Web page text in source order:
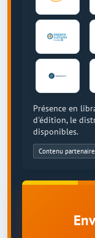
Présence en
d'édition, le
disponibles.
Contenu